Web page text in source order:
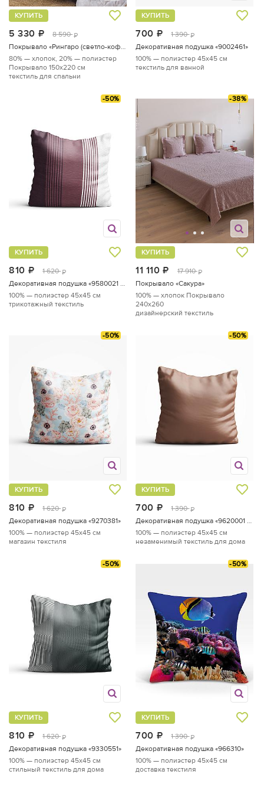
5 330 руб.
8 590 руб.
КУПИТЬ
Покрывало «Рингаро (светло-кофейный)»
80% — хлопок, 20% — полиэстер
Покрывало 150х220 см
текстиль для спальни
700 руб.
1 390 руб.
КУПИТЬ
Декоративная подушка «9002461»
100% — полиэстер45x45 см
текстиль для ванной
-50%
810 руб.
1 620 руб.
КУПИТЬ
Декоративная подушка «9580021 по акции»
100% — полиэстер 45x45 см
трикотажный текстиль
-38%
11 110 руб.
17 910
КУПИТЬ
Покрывало «Сакура»
100% — хлопок Покрывало
240х260
дизайнерский текстиль
-50%
810 руб.
1 620 руб.
КУПИТЬ
Декоративная подушка «9270381»
100% — полиэстер 45x45 см
магазин текстиля
-50%
700 руб.
1 390 руб.
КУПИТЬ
100% — полиэстер45x45 см
незаменимый текстиль для дома
-50%
810 руб.
1 620 руб.
КУПИТЬ
Декоративная подушка «9330551»
100% — полиэстер 45x45 см
стильный текстиль для дома
-50%
700 руб.
1 390 руб.
КУПИТЬ
Декоративная подушка «966310»
100% — полиэстер45x45 см
доставка текстиля